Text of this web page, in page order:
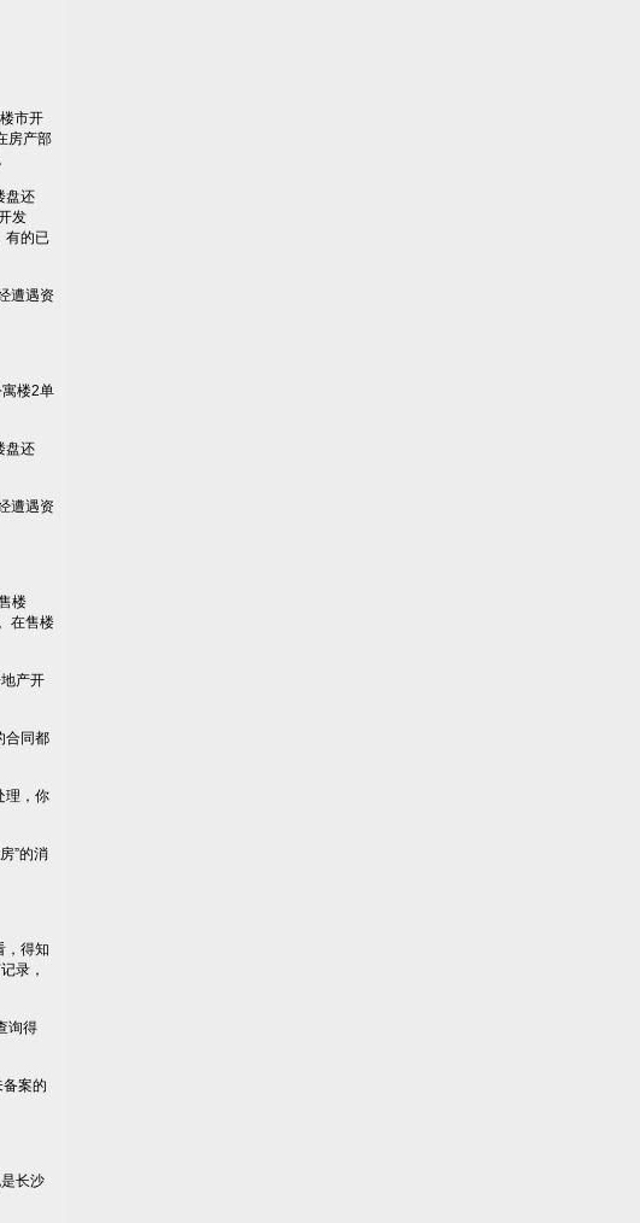
市开
房产部
盘还
发
有的已
遭遇资
楼2单
盘还
遭遇资
楼
在售楼
产开
合同都
理，你
”的消
，得知
录，
询得
案的
长沙